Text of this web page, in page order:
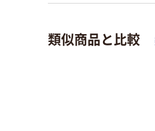
類似商品と比較